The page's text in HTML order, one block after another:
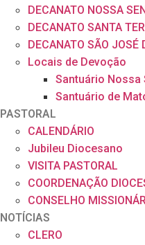
DECANATO NOSSA
DECANATO SANTA
DECANATO SÃO JOSÉ
Locais de Devoção
Santuário Nossa
Santuário de
PASTORAL
CALENDÁRIO
Jubileu Diocesano
VISITA PASTORAL
COORDENAÇÃO
CONSELHO
NOTÍCIAS
CLERO